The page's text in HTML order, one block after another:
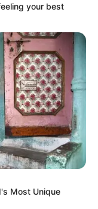
your best
Most Unique